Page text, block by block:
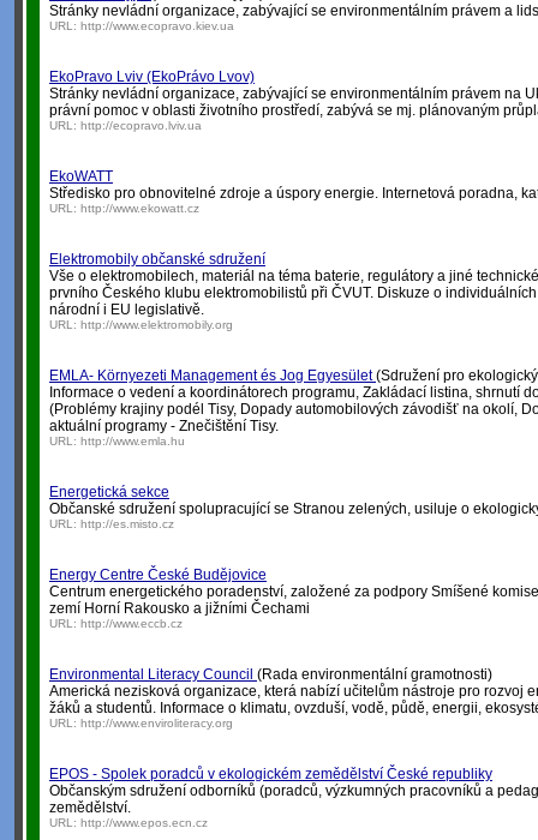
Stránky nevládní organizace, zabývající se environmentálním právem a
URL: http://www.ecopravo.kiev.ua
EkoPravo Lviv (EkoPrávo Lvov)
Stránky nevládní organizace, zabývající se environmentálním právem na
právní pomoc v oblasti životního prostředí, zabývá se mj. plánovaným
URL: http://ecopravo.lviv.ua
EkoWATT
Středisko pro obnovitelné zdroje a úspory energie. Internetová poradna,
URL: http://www.ekowatt.cz
Elektromobily občanské sdružení
Vše o elektromobilech, materiál na téma baterie, regulátory a jiné
prvního Českého klubu elektromobilistů při ČVUT. Diskuze o
národní i EU legislativě.
URL: http://www.elektromobily.org
EMLA- Környezeti Management és Jog Egyesület(Sdružení pro
Informace o vedení a koordinátorech programu, Zakládací listina, shrnutí
(Problémy krajiny podél Tisy, Dopady automobilových závodišť na okolí,
aktuální programy - Znečištění Tisy.
URL: http://www.emla.hu
Energetická sekce
Občanské sdružení spolupracující se Stranou zelených, usiluje o
URL: http://es.misto.cz
Energy Centre České Budějovice
Centrum energetického poradenství, založené za podpory Smíšené
zemí Horní Rakousko a jižními Čechami
URL: http://www.eccb.cz
Environmental Literacy Council (Rada environmentální gramotnosti)
Americká nezisková organizace, která nabízí učitelům nástroje pro rozvoj
žáků a studentů. Informace o klimatu, ovzduší, vodě, půdě, energii,
URL: http://www.enviroliteracy.org
EPOS - Spolek poradců v ekologickém zemědělství České republiky
Občanským sdružení odborníků (poradců, výzkumných pracovníků a
zemědělství.
URL: http://www.epos.ecn.cz